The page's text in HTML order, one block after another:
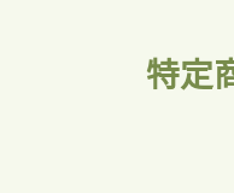
特定